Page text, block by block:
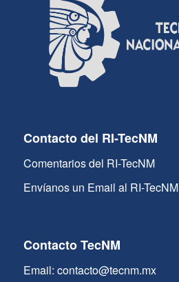
Contacto del RI-TecNM
Comentarios del RI-TecNM
Envíanos un Email al RI-TecNM
Contacto TecNM
Email: contacto@tecnm.mx